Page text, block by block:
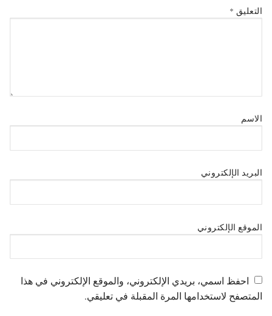
التعليق *
الاسم
البريد الإلكتروني
الموقع الإلكتروني
احفظ اسمي، بريدي الإلكتروني، والموقع الإلكتروني في هذا
المتصفح لاستخدامها المرة المقبلة في تعليقي.